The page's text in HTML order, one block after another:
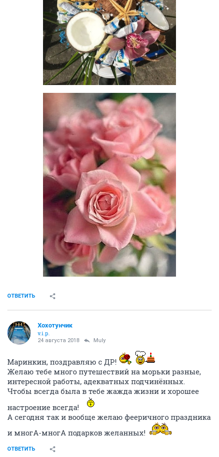
ОТВЕТИТЬ
Хохотунчик
v.i.p.
24 августа 2018 Muly
Маринкин, поздравляю с ДР!
Желаю тебе много путешествий на морьки разные,
интересной работы, адекватных подчинённых.
Чтобы всегда была в тебе жажда жизни и хорошее
настроение всегда!
А сегодня так и вообще желаю фееричного праздника
и многА-многА подарков желанных!
ОТВЕТИТЬ